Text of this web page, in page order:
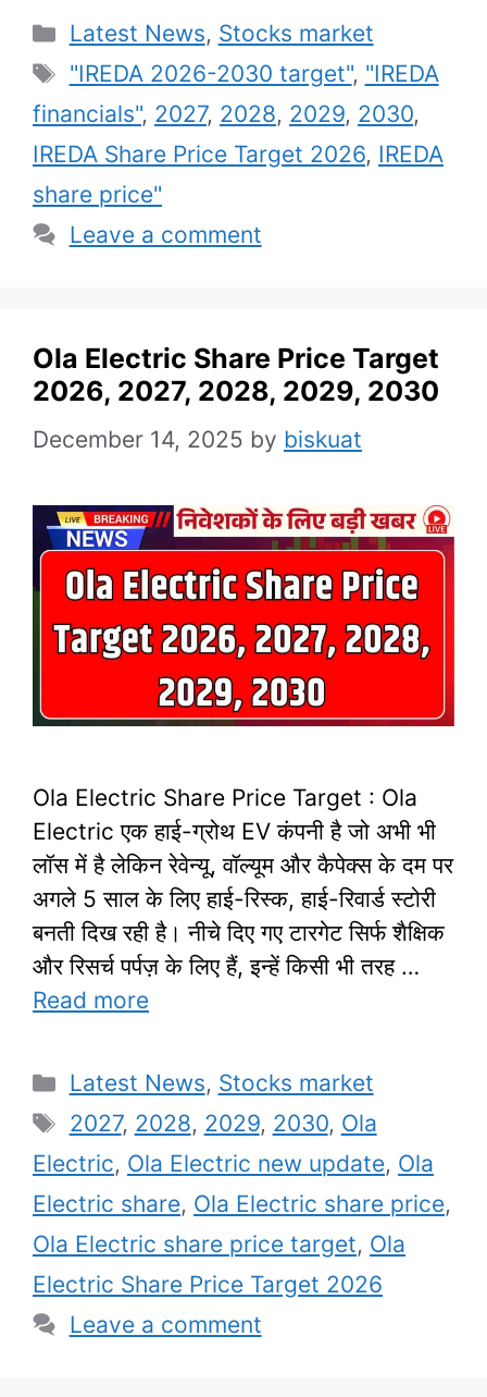
Categories
Latest News, Stocks market
Tags
"IREDA 2026-2030 target", "IREDA
financials", 2027, 2028, 2029, 2030,
IREDA Share Price Target 2026, IREDA
share price"
Leave a comment
Ola Electric Share Price Target
2026, 2027, 2028, 2029, 2030
December 14, 2025 by biskuat
Ola Electric Share Price Target : Ola
Electric एक हाई-ग्रोथ EV कंपनी है जो अभी भी
लॉस में है लेकिन रेवेन्यू, वॉल्यूम और कैपेक्स के दम पर
अगले 5 साल के लिए हाई-रिस्क, हाई-रिवार्ड स्टोरी
बनती दिख रही है। नीचे दिए गए टारगेट सिर्फ शैक्षिक
और रिसर्च पर्पज़ के लिए हैं, इन्हें किसी भी तरह …
Read more
Categories
Latest News, Stocks market
Tags
2027, 2028, 2029, 2030, Ola
Electric, Ola Electric new update, Ola
Electric share, Ola Electric share price,
Ola Electric share price target, Ola
Electric Share Price Target 2026
Leave a comment